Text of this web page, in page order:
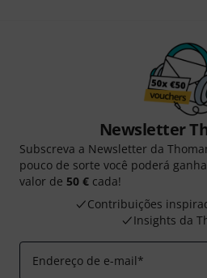
Newsletter
Subscreva a Newsletter da
pouco de sorte você poderá
valor de 50 € cada!
Contribuições
Insights da
Endereço de e-mail*